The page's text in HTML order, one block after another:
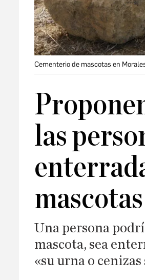
Cementerio de mascotas en
las
mascotas
Una persona
mascota, sea
«su urna o